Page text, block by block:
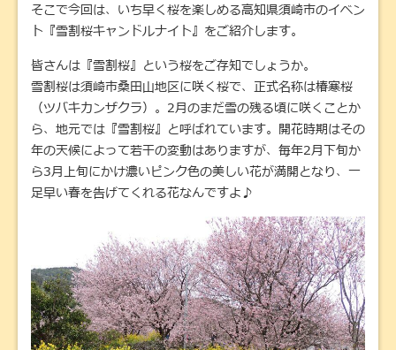
そこで今回は、いち早く桜を楽しめる高知県須崎市のイベン
ト『雪割桜キャンドルナイト』をご紹介します。
皆さんは『雪割桜』という桜をご存知でしょうか。
雪割桜は須崎市桑田山地区に咲く桜で、正式名称は椿寒桜
（ツバキカンザクラ）。2月のまだ雪の残る頃に咲くことか
ら、地元では『雪割桜』と呼ばれています。開花時期はその
年の天候によって若干の変動はありますが、毎年2月下旬か
ら3月上旬にかけ濃いピンク色の美しい花が満開となり、一
足早い春を告げてくれる花なんですよ♪